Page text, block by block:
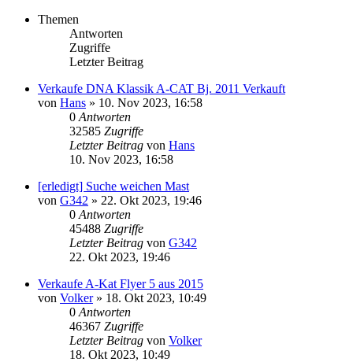
Themen
Antworten
Zugriffe
Letzter Beitrag
Verkaufe DNA Klassik A-CAT Bj. 2011 Verkauft
von Hans » 10. Nov 2023, 16:58
0 Antworten
32585 Zugriffe
Letzter Beitrag von Hans
10. Nov 2023, 16:58
[erledigt] Suche weichen Mast
von G342 » 22. Okt 2023, 19:46
0 Antworten
45488 Zugriffe
Letzter Beitrag von G342
22. Okt 2023, 19:46
Verkaufe A-Kat Flyer 5 aus 2015
von Volker» 18. Okt 2023, 10:49
0 Antworten
46367 Zugriffe
Letzter Beitrag von Volker
18. Okt 2023, 10:49